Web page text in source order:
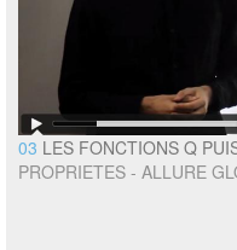
03 LES FONCTIONS Q
PROPRIETES - ALLURE